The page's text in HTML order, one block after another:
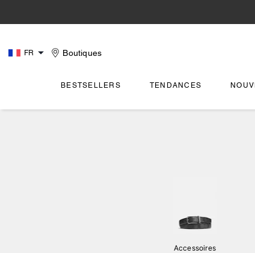
FR Boutiques
BESTSELLERS TENDANCES
Accessoires